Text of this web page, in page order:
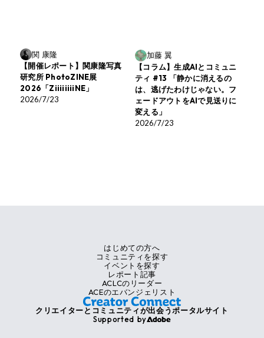
関 康隆
【開催レポート】関康隆写真
研究所 PhotoZINE展
2026「ZiiiiiiiiNE」
2026/7/23
加藤 翼
【コラム】生成AIとコミュニ
ティ #13 「静かに消えるの
は、逃げたわけじゃない。フ
ェードアウトをAIで見送りに
変える」
2026/7/23
クリエイターとコミュニティが出会うポータルサイト
Supported by
はじめての方へ
コミュニティを探す
イベントを探す
レポート記事
ACLCのリーダー
ACEのエバンジェリスト